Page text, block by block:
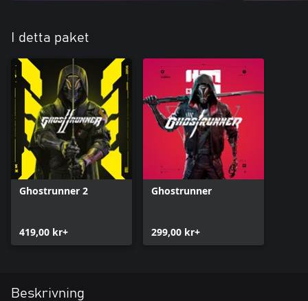
I detta paket
Ghostrunner 2
419,00 kr+
Ghostrunner
299,00 kr+
Beskrivning